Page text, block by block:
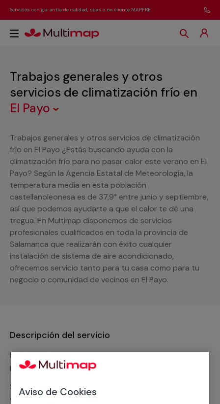
Servicios con garantía de calidad, seas o no cliente MAPFRE
Trabajos generales y otros
servicios de climatización frío en
El Payo
Trabajos generales y otros servicios de climatización
frío en El Payo ¿Estás buscando ayuda con la
climatización frío para no pasar calor este verano en El
Payo? Según la Agencia Estatal de Meteorología, la
temperatura media en esta población
castellanoleonesa es de 37,9° entre junio y septiembre,
así que podemos ayudarte a que el calor te dé una
tregua. En Multimap disponemos de servicios
profesionales cualificados en toda la provincia de
Salamanca que realizarán con éxito cualquier
instalación de sistema de aire acondicionado,
ofrecemos servicio tanto para tu casa como para tu
negocio o comunidad de vecinos en El Payo.
Descripción del servicio
Nuestro equipo de expertos ofrece un servicio con
precios competitivos en
Solicita tu presupuesto y te ofreceremos una solución
diseñada a tu medida y sin ningún compromiso. Un
Aviso de Cookies